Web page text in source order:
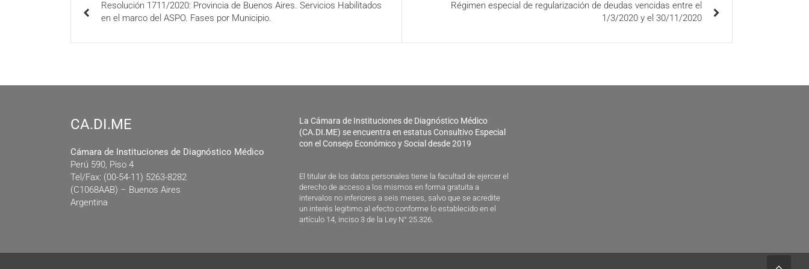
Resolución 1711/2020: Provincia de Buenos Aires. Servicios Habilitados
en el marco del ASPO. Fases por Municipio.
Régimen especial de regularización de deudas vencidas entre el
1/3/2020 y el 30/11/2020
CA.DI.ME
Cámara de Instituciones de Diagnóstico Médico
Perú 590, Piso 4
Tel/Fax: (00-54-11) 5263-8282
(C1068AAB) – Buenos Aires
Argentina
La Cámara de Instituciones de Diagnóstico Médico
(CA.DI.ME) se encuentra en estatus Consultivo Especial
con el Consejo Económico y Social desde 2019
El titular de los datos personales tiene la facultad de ejercer el
derecho de acceso a los mismos en forma gratuita a
intervalos no inferiores a seis meses, salvo que se acredite
un interés legitimo al efecto conforme lo establecido en el
artículo 14, inciso 3 de la Ley N° 25.326.